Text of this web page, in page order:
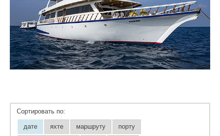
Сортировать по:
дате яхте маршруту порту